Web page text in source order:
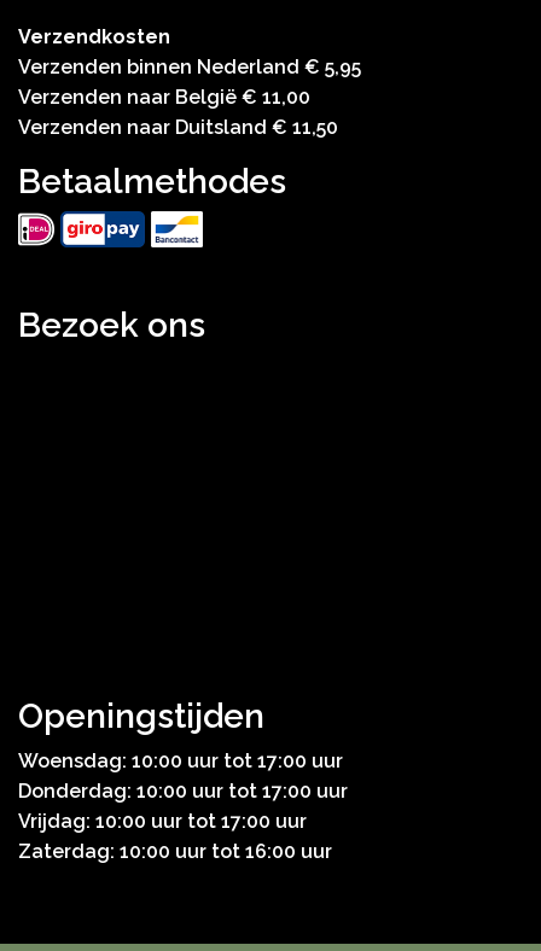
Verzendkosten
Verzenden binnen Nederland € 5,95
Verzenden naar België € 11,00
Verzenden naar Duitsland € 11,50
Betaalmethodes
Bezoek ons
Openingstijden
Woensdag: 10:00 uur tot 17:00 uur
Donderdag: 10:00 uur tot 17:00 uur
Vrijdag: 10:00 uur tot 17:00 uur
Zaterdag: 10:00 uur tot 16:00 uur